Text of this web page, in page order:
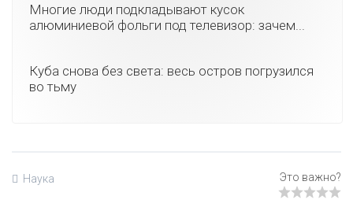
Многие люди подкладывают кусок
алюминиевой фольги под телевизор: зачем...
Куба снова без света: весь остров погрузился
во тьму
Наука